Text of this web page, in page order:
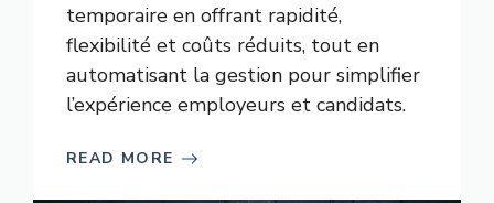
temporaire en offrant rapidité,
flexibilité et coûts réduits, tout en
automatisant la gestion pour simplifier
l’expérience employeurs et candidats.
READ MORE